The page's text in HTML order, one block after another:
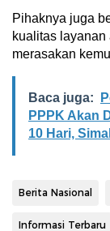
Pihaknya juga
kualitas
merasakan
Baca juga:
PPPK Akan
10 Hari,
Berita Nasional
Informasi Terbaru